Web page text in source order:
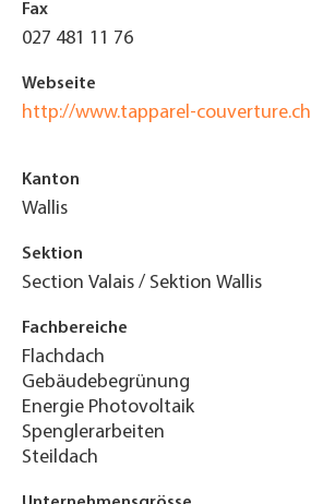
Fax
027 481 11 76
Webseite
http://www.tapparel-couverture.ch
Kanton
Wallis
Sektion
Section Valais / Sektion Wallis
Fachbereiche
Flachdach
Gebäudebegrünung
Energie Photovoltaik
Spenglerarbeiten
Steildach